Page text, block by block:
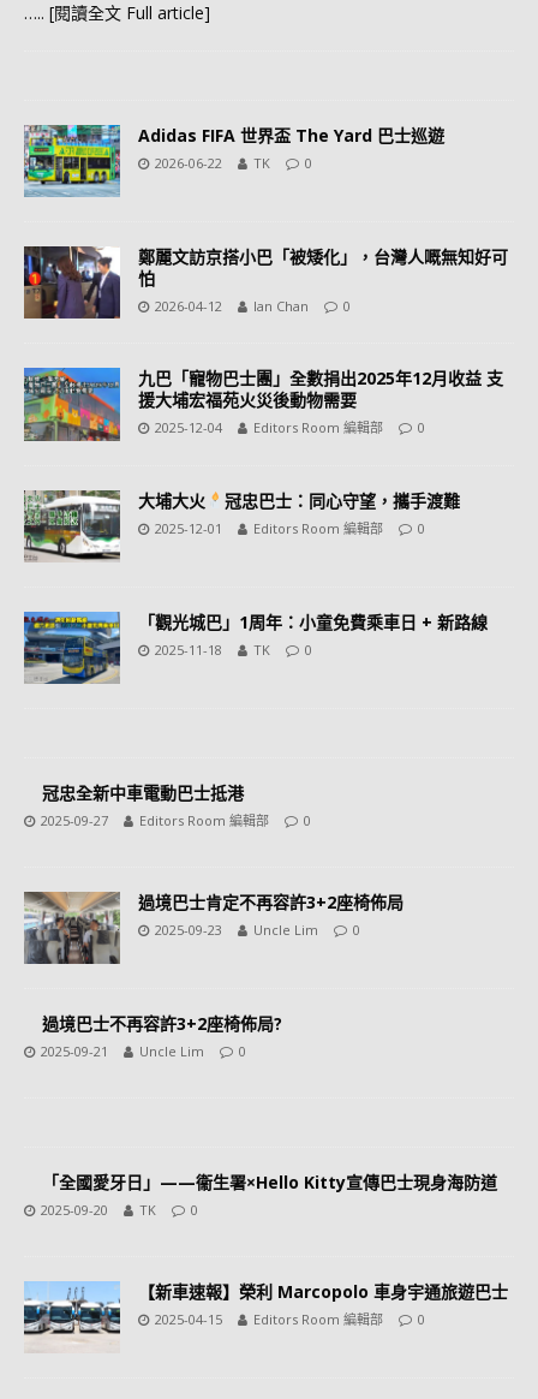
….. [閱讀全文 Full article]
Adidas FIFA 世界盃 The Yard 巴士巡遊
2026-06-22 TK 0
鄭麗文訪京搭小巴「被矮化」，台灣人嘅無知好可
怕
2026-04-12 Ian Chan 0
九巴「寵物巴士團」全數捐出2025年12月收益 支
援大埔宏福苑火災後動物需要
2025-12-04 Editors Room 編輯部 0
大埔大火 冠忠巴士：同心守望，攜手渡難
2025-12-01 Editors Room 編輯部 0
「觀光城巴」1周年：小童免費乘車日 + 新路線
2025-11-18 TK 0
冠忠全新中車電動巴士抵港
2025-09-27 Editors Room 編輯部 0
過境巴士肯定不再容許3+2座椅佈局
2025-09-23 Uncle Lim 0
過境巴士不再容許3+2座椅佈局?
2025-09-21 Uncle Lim 0
「全國愛牙日」——衞生署×Hello Kitty宣傳巴士現身海防道
2025-09-20 TK 0
【新車速報】榮利 Marcopolo 車身宇通旅遊巴士
2025-04-15 Editors Room 編輯部 0